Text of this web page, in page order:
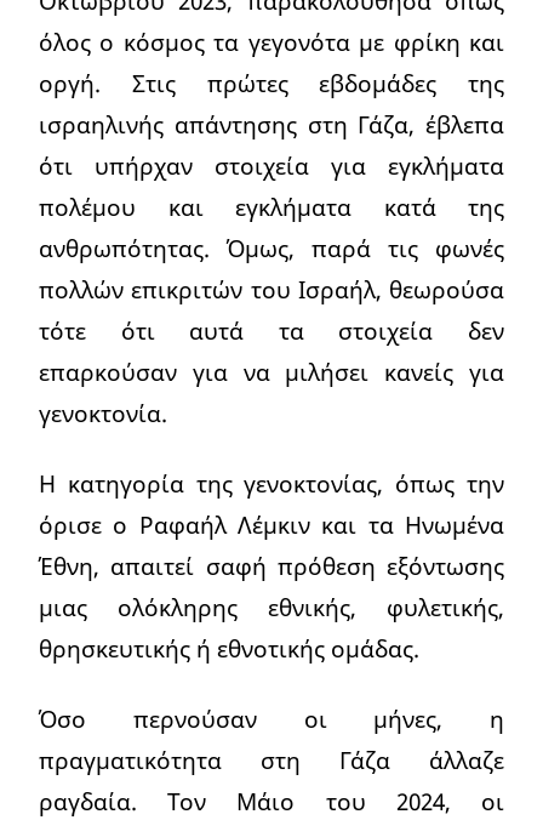
όλος ο κόσμος τα γεγονότα με φρίκη και
οργή. Στις πρώτες εβδομάδες της
ισραηλινής απάντησης στη Γάζα, έβλεπα
ότι υπήρχαν στοιχεία για εγκλήματα
πολέμου και εγκλήματα κατά της
ανθρωπότητας. Όμως, παρά τις φωνές
πολλών επικριτών του Ισραήλ, θεωρούσα
τότε ότι αυτά τα στοιχεία δεν
επαρκούσαν για να μιλήσει κανείς για
γενοκτονία.
Η κατηγορία της γενοκτονίας, όπως την
όρισε ο Ραφαήλ Λέμκιν και τα Ηνωμένα
Έθνη, απαιτεί σαφή πρόθεση εξόντωσης
μιας ολόκληρης εθνικής, φυλετικής,
θρησκευτικής ή εθνοτικής ομάδας.
Όσο περνούσαν οι μήνες, η
πραγματικότητα στη Γάζα άλλαζε
ραγδαία. Τον Μάιο του 2024, οι